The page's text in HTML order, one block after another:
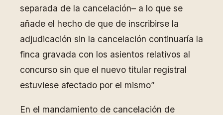
separada de la cancelación– a lo que se
añade el hecho de que de inscribirse la
adjudicación sin la cancelación continuaría la
finca gravada con los asientos relativos al
concurso sin que el nuevo titular registral
estuviese afectado por el mismo”
En el mandamiento de cancelación de